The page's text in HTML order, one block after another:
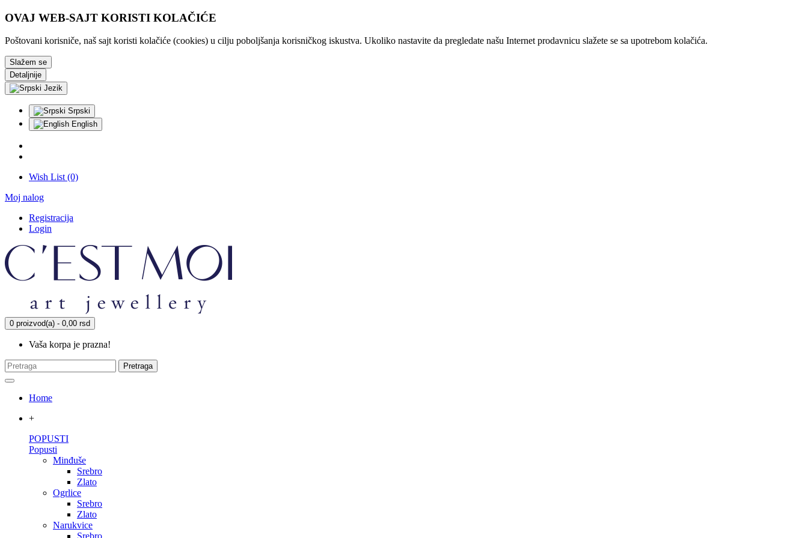
OVAJ WEB-SAJT KORISTI KOLAČIĆE
Poštovani korisniče, naš sajt koristi kolačiće (cookies) u cilju poboljšanja korisničkog iskustva. Ukoliko nastavite da pregledate našu Internet prodavnicu slažete se sa upotrebom kolačića.
Slažem se
Detaljnije
Jezik
Srpski
English
Wish List (0)
Moj nalog
Registracija
Login
0 proizvod(a) - 0,00 rsd
Vaša korpa je prazna!
Pretraga
Home
+
POPUSTI
Popusti
Minđuše
Srebro
Zlato
Ogrlice
Srebro
Zlato
Narukvice